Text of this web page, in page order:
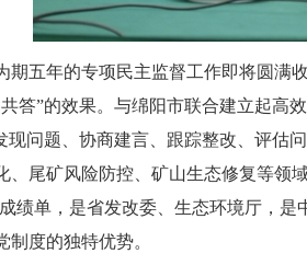
期五年的专项民主监督工作即将圆满
答”的效果。与绵阳市联合建立起高
现问题、协商建言、跟踪整改、评估
、尾矿风险防控、矿山生态修复等领
绩单，是省发改委、生态环境厅，
制度的独特优势。